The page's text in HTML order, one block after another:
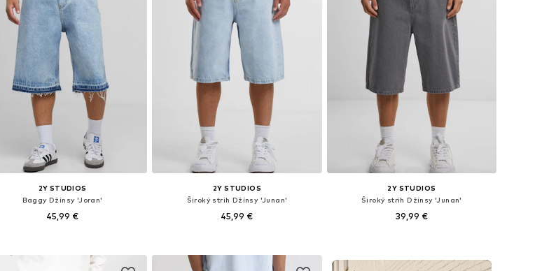
2Y STUDIOS
Baggy Džínsy 'Joran'
45,99 €
Pridať do košíka
2Y STUDIOS
Široký strih Džínsy 'Junan'
45,99 €
Pridať do košíka
2Y STUDIOS
Široký strih Džínsy 'Junan'
39,99 €
Pridať do košíka